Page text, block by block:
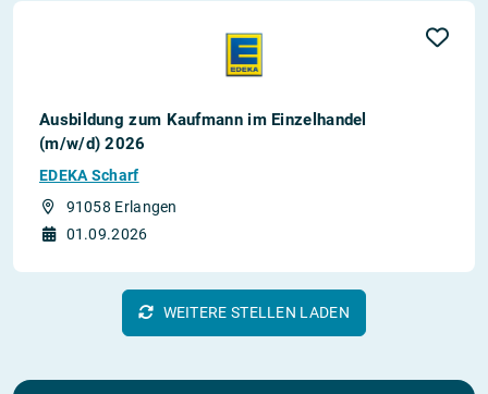
Ausbildung zum Kaufmann im Einzelhandel
(m/w/d) 2026
EDEKA Scharf
91058 Erlangen
01.09.2026
WEITERE STELLEN LADEN